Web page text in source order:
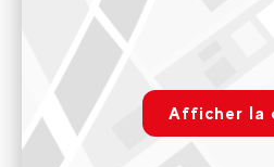
Voir sur Google Maps
Base de Rafting de Landry
181 Route du Perrey, LANDRY,
9h00 - 19h00
Afficher la